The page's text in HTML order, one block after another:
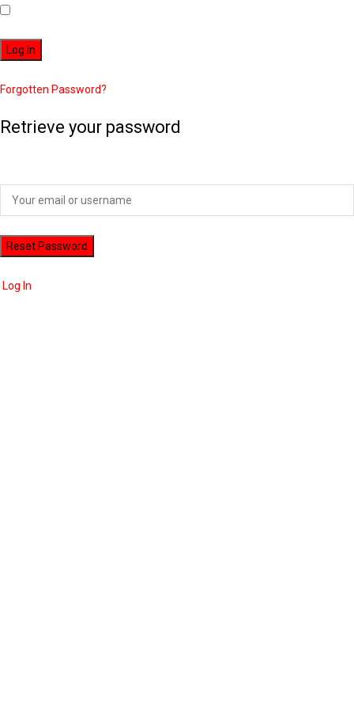
Forgotten Password?
Retrieve your password
Log In